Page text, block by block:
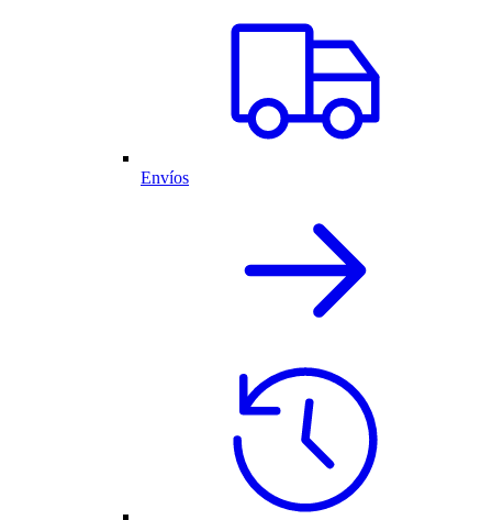
Envíos